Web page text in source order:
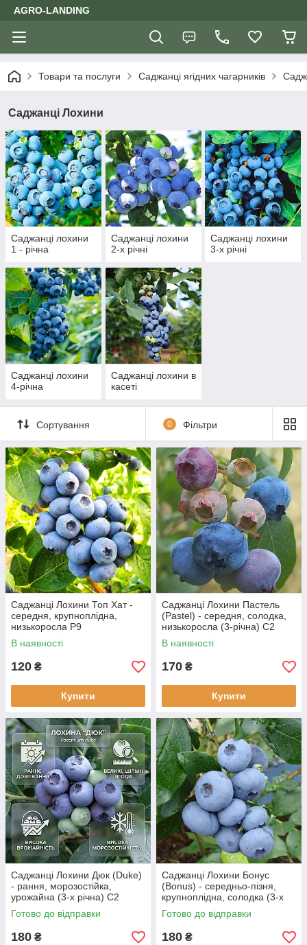
AGRO-LANDING
Товари та послуги Саджанці ягідних чагарників
Саджанці Лохини
Саджанці лохини
1 - річна
Саджанці лохини
2-х річні
Саджанці лохини
3-х річні
Саджанці лохини
4-річна
Саджанці лохини в
касеті
Сортування 0 Фільтри
Саджанці Лохини Топ Хат -
середня, крупноплідна,
низькоросла Р9
В наявності
120 ₴
Купити
Саджанці Лохини Пастель
(Pastel) - середня, солодка,
низькоросла (3-річна) С2
В наявності
170 ₴
Купити
Саджанці Лохини Дюк (Duke)
- рання, морозостійка,
урожайна (3-х річна) С2
Готово до відправки
180 ₴
Саджанці Лохини Бонус
(Bonus) - середньо-пізня,
крупноплідна, солодка (3-х
річна) С2
Готово до відправки
180 ₴